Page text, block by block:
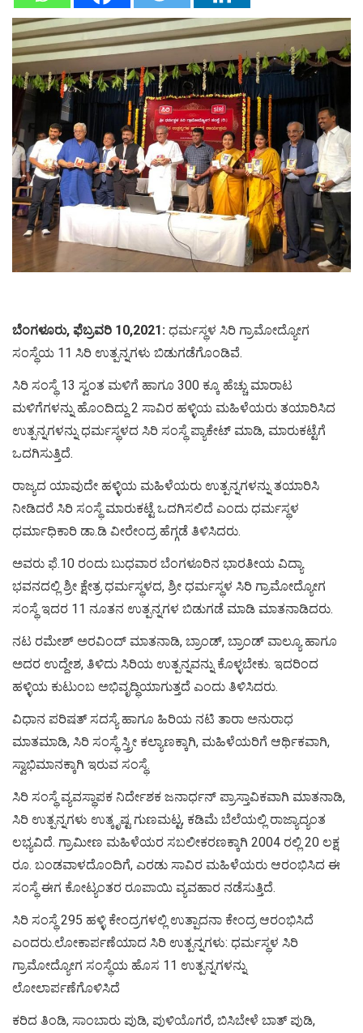
ಬೆಂಗಳೂರು, ಫೆಬ್ರವರಿ 10,2021:‌ ಧರ್ಮಸ್ಥಳ ಸಿರಿ ಗ್ರಾಮೋದ್ಯೋಗ
ಸಂಸ್ಥೆಯ 11 ಸಿರಿ ಉತ್ಪನ್ನಗಳು ಬಿಡುಗಡೆಗೊಂಡಿವೆ.
ಸಿರಿ ಸಂಸ್ಥೆ 13 ಸ್ವಂತ ಮಳಿಗೆ ಹಾಗೂ 300 ಕ್ಕೂ ಹೆಚ್ಚು ಮಾರಾಟ
ಮಳಿಗೆಗಳನ್ನು ಹೊಂದಿದ್ದು 2 ಸಾವಿರ ಹಳ್ಳಿಯ ಮಹಿಳೆಯರು ತಯಾರಿಸಿದ
ಉತ್ಪನ್ನಗಳನ್ನು ಧರ್ಮಸ್ಥಳದ ಸಿರಿ ಸಂಸ್ಥೆ ಪ್ಯಾಕೇಟ್ ಮಾಡಿ, ಮಾರುಕಟ್ಟೆಗೆ
ಒದಗಿಸುತ್ತಿದೆ.
ರಾಜ್ಯದ ಯಾವುದೇ ಹಳ್ಳಿಯ ಮಹಿಳೆಯರು ಉತ್ಪನ್ನಗಳನ್ನು ತಯಾರಿಸಿ
ನೀಡಿದರೆ ಸಿರಿ ಸಂಸ್ಥೆ ಮಾರುಕಟ್ಟೆ ಒದಗಿಸಲಿದೆ ಎಂದು ಧರ್ಮಸ್ಥಳ
ಧರ್ಮಾಧಿಕಾರಿ ಡಾ.ಡಿ ವೀರೇಂದ್ರ ಹೆಗ್ಗಡೆ ತಿಳಿಸಿದರು.
ಅವರು ಫೆ.10 ರಂದು ಬುಧವಾರ ಬೆಂಗಳೂರಿನ ಭಾರತೀಯ ವಿದ್ಯಾ
ಭವನದಲ್ಲಿ ಶ್ರೀ ಕ್ಷೇತ್ರ ಧರ್ಮಸ್ಥಳದ, ಶ್ರೀ ಧರ್ಮಸ್ಥಳ ಸಿರಿ ಗ್ರಾಮೋದ್ಯೋಗ
ಸಂಸ್ಥೆ ಇದರ 11 ನೂತನ ಉತ್ಪನ್ನಗಳ ಬಿಡುಗಡೆ ಮಾಡಿ ಮಾತನಾಡಿದರು.
ನಟ ರಮೇಶ್ ಅರವಿಂದ್ ಮಾತನಾಡಿ, ಬ್ರಾಂಡ್, ಬ್ರಾಂಡ್ ವಾಲ್ಯೂ ಹಾಗೂ
ಅದರ ಉದ್ದೇಶ, ತಿಳಿದು ಸಿರಿಯ ಉತ್ಪನ್ನವನ್ನು ಕೊಳ್ಳಬೇಕು. ಇದರಿಂದ
ಹಳ್ಳಿಯ ಕುಟುಂಬ ಅಭಿವೃದ್ಧಿಯಾಗುತ್ತದೆ ಎಂದು ತಿಳಿಸಿದರು.
ವಿಧಾನ ಪರಿಷತ್ ಸದಸ್ಯೆ ಹಾಗೂ ಹಿರಿಯ ‌ನಟಿ ತಾರಾ ಅನುರಾಧ
ಮಾತಮಾಡಿ, ಸಿರಿ ಸಂಸ್ಥೆ ಸ್ತ್ರೀ ಕಲ್ಯಾಣಕ್ಕಾಗಿ, ಮಹಿಳೆಯರಿಗೆ ಆರ್ಥಿಕವಾಗಿ,
ಸ್ವಾಭಿಮಾನಕ್ಕಾಗಿ ಇರುವ ಸಂಸ್ಥೆ.
ಸಿರಿ‌ ಸಂಸ್ಥೆ ವ್ಯವಸ್ಥಾಪಕ ನಿರ್ದೇಶಕ ಜನಾರ್ಧನ್ ಪ್ರಾಸ್ತಾವಿಕವಾಗಿ ಮಾತನಾಡಿ,
ಸಿರಿ ಉತ್ಪನ್ನಗಳು ಉತ್ಕೃಷ್ಟ ಗುಣಮಟ್ಟ, ಕಡಿಮೆ ಬೆಲೆಯಲ್ಲಿ ರಾಜ್ಯಾದ್ಯಂತ
ಲಭ್ಯವಿದೆ‌. ಗ್ರಾಮೀಣ ಮಹಿಳೆಯರ ಸಬಲೀಕರಣಕ್ಕಾಗಿ 2004 ರಲ್ಲಿ 20 ಲಕ್ಷ
ರೂ. ಬಂಡವಾಳದೊಂದಿಗೆ, ಎರಡು ಸಾವಿರ ಮಹಿಳೆಯರು ಆರಂಭಿಸಿದ ಈ
ಸಂಸ್ಥೆ ಈಗ ಕೋಟ್ಯಂತರ ರೂಪಾಯಿ ವ್ಯವಹಾರ ನಡೆಸುತ್ತಿದೆ.
ಸಿರಿ ಸಂಸ್ಥೆ 295 ಹಳ್ಳಿ ಕೇಂದ್ರಗಳಲ್ಲಿ ಉತ್ಪಾದನಾ ಕೇಂದ್ರ ಆರಂಭಿಸಿದೆ
ಎಂದರು.ಲೋಕಾರ್ಪಣೆಯಾದ ಸಿರಿ‌ ಉತ್ಪನ್ನಗಳು: ಧರ್ಮಸ್ಥಳ ಸಿರಿ
ಗ್ರಾಮೋದ್ಯೋಗ ಸಂಸ್ಥೆಯ ಹೊಸ 11 ಉತ್ಪನ್ನಗಳನ್ನು
ಲೋಲಾರ್ಪಣೆಗೊಳಿಸಿದೆ
ಕರಿದ ತಿಂಡಿ, ಸಾಂಬಾರು ಪುಡಿ, ಪುಳಿಯೊಗರೆ, ಬಿಸಿಬೇಳೆ ಬಾತ್ ಪುಡಿ,